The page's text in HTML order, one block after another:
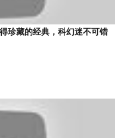
珍藏的经典，科幻迷不可错